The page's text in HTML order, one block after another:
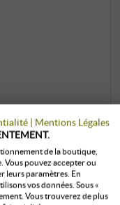
| Mentions Légales
de la boutique,
Vous pouvez accepter ou
leurs paramètres. En
vos données. Sous «
Vous trouverez de plus